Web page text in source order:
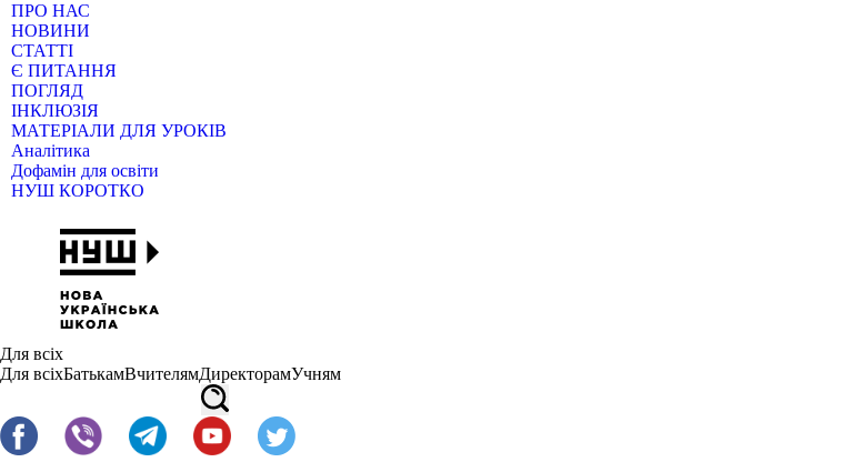
ПРО НАС
НОВИНИ
СТАТТІ
Є ПИТАННЯ
ПОГЛЯД
ІНКЛЮЗІЯ
МАТЕРІАЛИ ДЛЯ УРОКІВ
Аналітика
Дофамін для освіти
НУШ КОРОТКО
Для всіх
Для всіхБатькамВчителямДиректорамУчням